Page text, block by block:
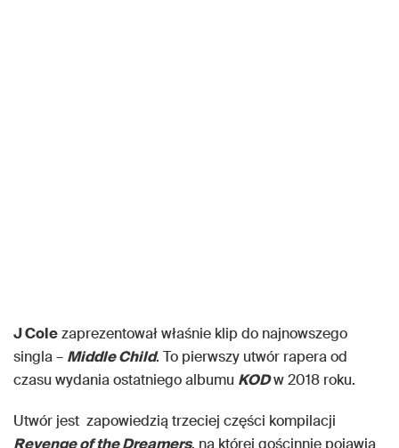
J Colezaprezentował właśnie klip do najnowszego
singla – Middle Child. To pierwszy utwór rapera od
czasu wydania ostatniego albumu KODw 2018 roku.
Utwór jest zapowiedzią trzeciej części kompilacji
Revenge of the Dreamers, na której gościnnie pojawią